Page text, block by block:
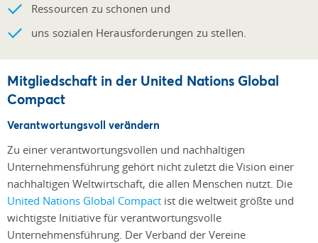
Ressourcen zu schonen und
uns sozialen Herausforderungen zu stellen.
Mitgliedschaft in der United Nations Global
Compact
Verantwortungsvoll verändern
Zu einer verantwortungsvollen und nachhaltigen
Unternehmensführung gehört nicht zuletzt die Vision einer
nachhaltigen Weltwirtschaft, die allen Menschen nutzt. Die
United Nations Global Compact ist die weltweit größte und
wichtigste Initiative für verantwortungsvolle
Unternehmensführung. Der Verband der Vereine